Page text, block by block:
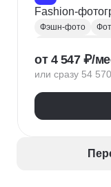
Fashion-
Фэшн-фото
Аналоговая
от 4 547 ₽/
или сразу 54